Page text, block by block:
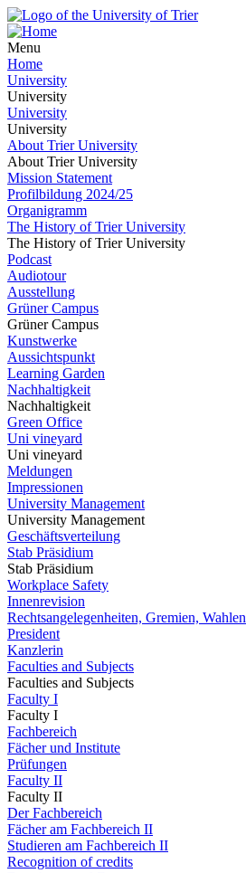
Menu
Home
University
University
University
University
About Trier University
About Trier University
Mission Statement
Profilbildung 2024/25
Organigramm
The History of Trier University
The History of Trier University
Podcast
Audiotour
Ausstellung
Grüner Campus
Grüner Campus
Kunstwerke
Aussichtspunkt
Learning Garden
Nachhaltigkeit
Nachhaltigkeit
Green Office
Uni vineyard
Uni vineyard
Meldungen
Impressionen
University Management
University Management
Geschäftsverteilung
Stab Präsidium
Stab Präsidium
Workplace Safety
Innenrevision
Rechtsangelegenheiten, Gremien, Wahlen
President
Kanzlerin
Faculties and Subjects
Faculties and Subjects
Faculty I
Faculty I
Fachbereich
Fächer und Institute
Prüfungen
Faculty II
Faculty II
Der Fachbereich
Fächer am Fachbereich II
Studieren am Fachbereich II
Recognition of credits